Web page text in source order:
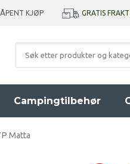
ÅPENT KJØP GRATIS FRAKT
Campingtilbehør
Matta